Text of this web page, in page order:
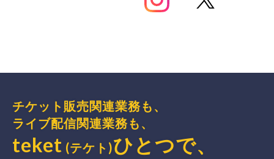
チケット販売関連業務も、
ライブ配信関連業務も、
teket (テケト)ひとつで、